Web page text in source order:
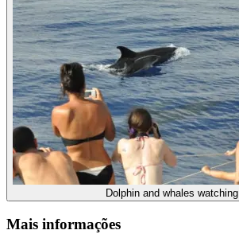
Dolphin and whales watching
Mais informações